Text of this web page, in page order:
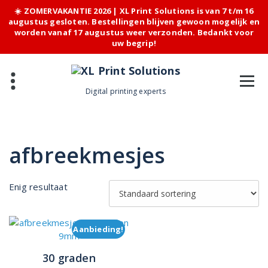
☀️ ZOMERVAKANTIE 2026 | XL Print Solutions is van 7 t/m 16
augustus gesloten. Bestellingen blijven gewoon mogelijk en
worden vanaf 17 augustus weer verzonden. Bedankt voor
uw begrip!
content
Digital printing experts
afbreekmesjes
Enig resultaat
Aanbieding!
30 graden